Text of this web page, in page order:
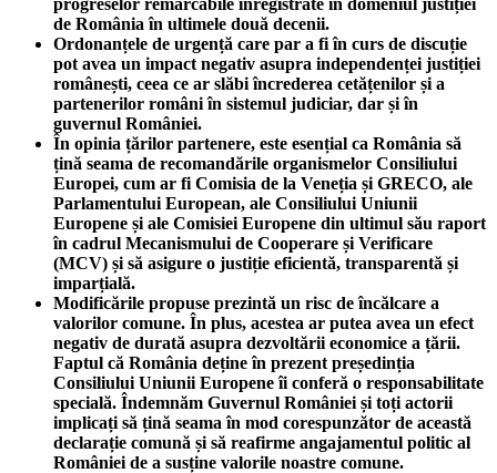
de România în ultimele două decenii.
Ordonanțele de urgență care par a fi în curs de discuție
pot avea un impact negativ asupra independenței justiției
românești, ceea ce ar slăbi încrederea cetățenilor și a
partenerilor români în sistemul judiciar, dar și în
guvernul României.
În opinia țărilor partenere, este esențial ca România să
țină seama de recomandările organismelor Consiliului
Europei, cum ar fi Comisia de la Veneția și GRECO, ale
Parlamentului European, ale Consiliului Uniunii
Europene și ale Comisiei Europene din ultimul său raport
în cadrul Mecanismului de Cooperare și Verificare
(MCV) și să asigure o justiție eficientă, transparentă și
imparțială.
Modificările propuse prezintă un risc de încălcare a
valorilor comune. În plus, acestea ar putea avea un efect
negativ de durată asupra dezvoltării economice a țării.
Faptul că România deține în prezent președinția
Consiliului Uniunii Europene îi conferă o responsabilitate
specială. Îndemnăm Guvernul României și toți actorii
implicați să țină seama în mod corespunzător de această
declarație comună și să reafirme angajamentul politic al
României de a susține valorile noastre comune.